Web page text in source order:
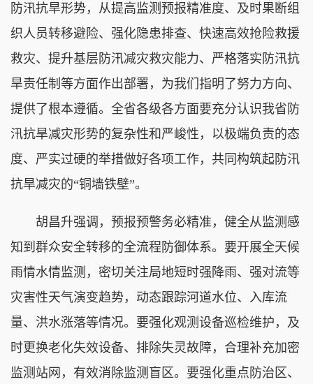
防汛抗旱形势，从提高监测预报精准度、及时果断组
织人员转移避险、强化隐患排查、快速高效抢险救援
救灾、提升基层防汛减灾救灾能力、严格落实防汛抗
旱责任制等方面作出部署，为我们指明了努力方向、
提供了根本遵循。全省各级各方面要充分认识我省防
汛抗旱减灾形势的复杂性和严峻性，以极端负责的态
度、严实过硬的举措做好各项工作，共同构筑起防汛
抗旱减灾的“铜墙铁壁”。
胡昌升强调，预报预警务必精准，健全从监测感
知到群众安全转移的全流程防御体系。要开展全天候
雨情水情监测，密切关注局地短时强降雨、强对流等
灾害性天气演变趋势，动态跟踪河道水位、入库流
量、洪水涨落等情况。要强化观测设备巡检维护，及
时更换老化失效设备、排除失灵故障，合理补充加密
监测站网，有效消除监测盲区。要强化重点防治区、